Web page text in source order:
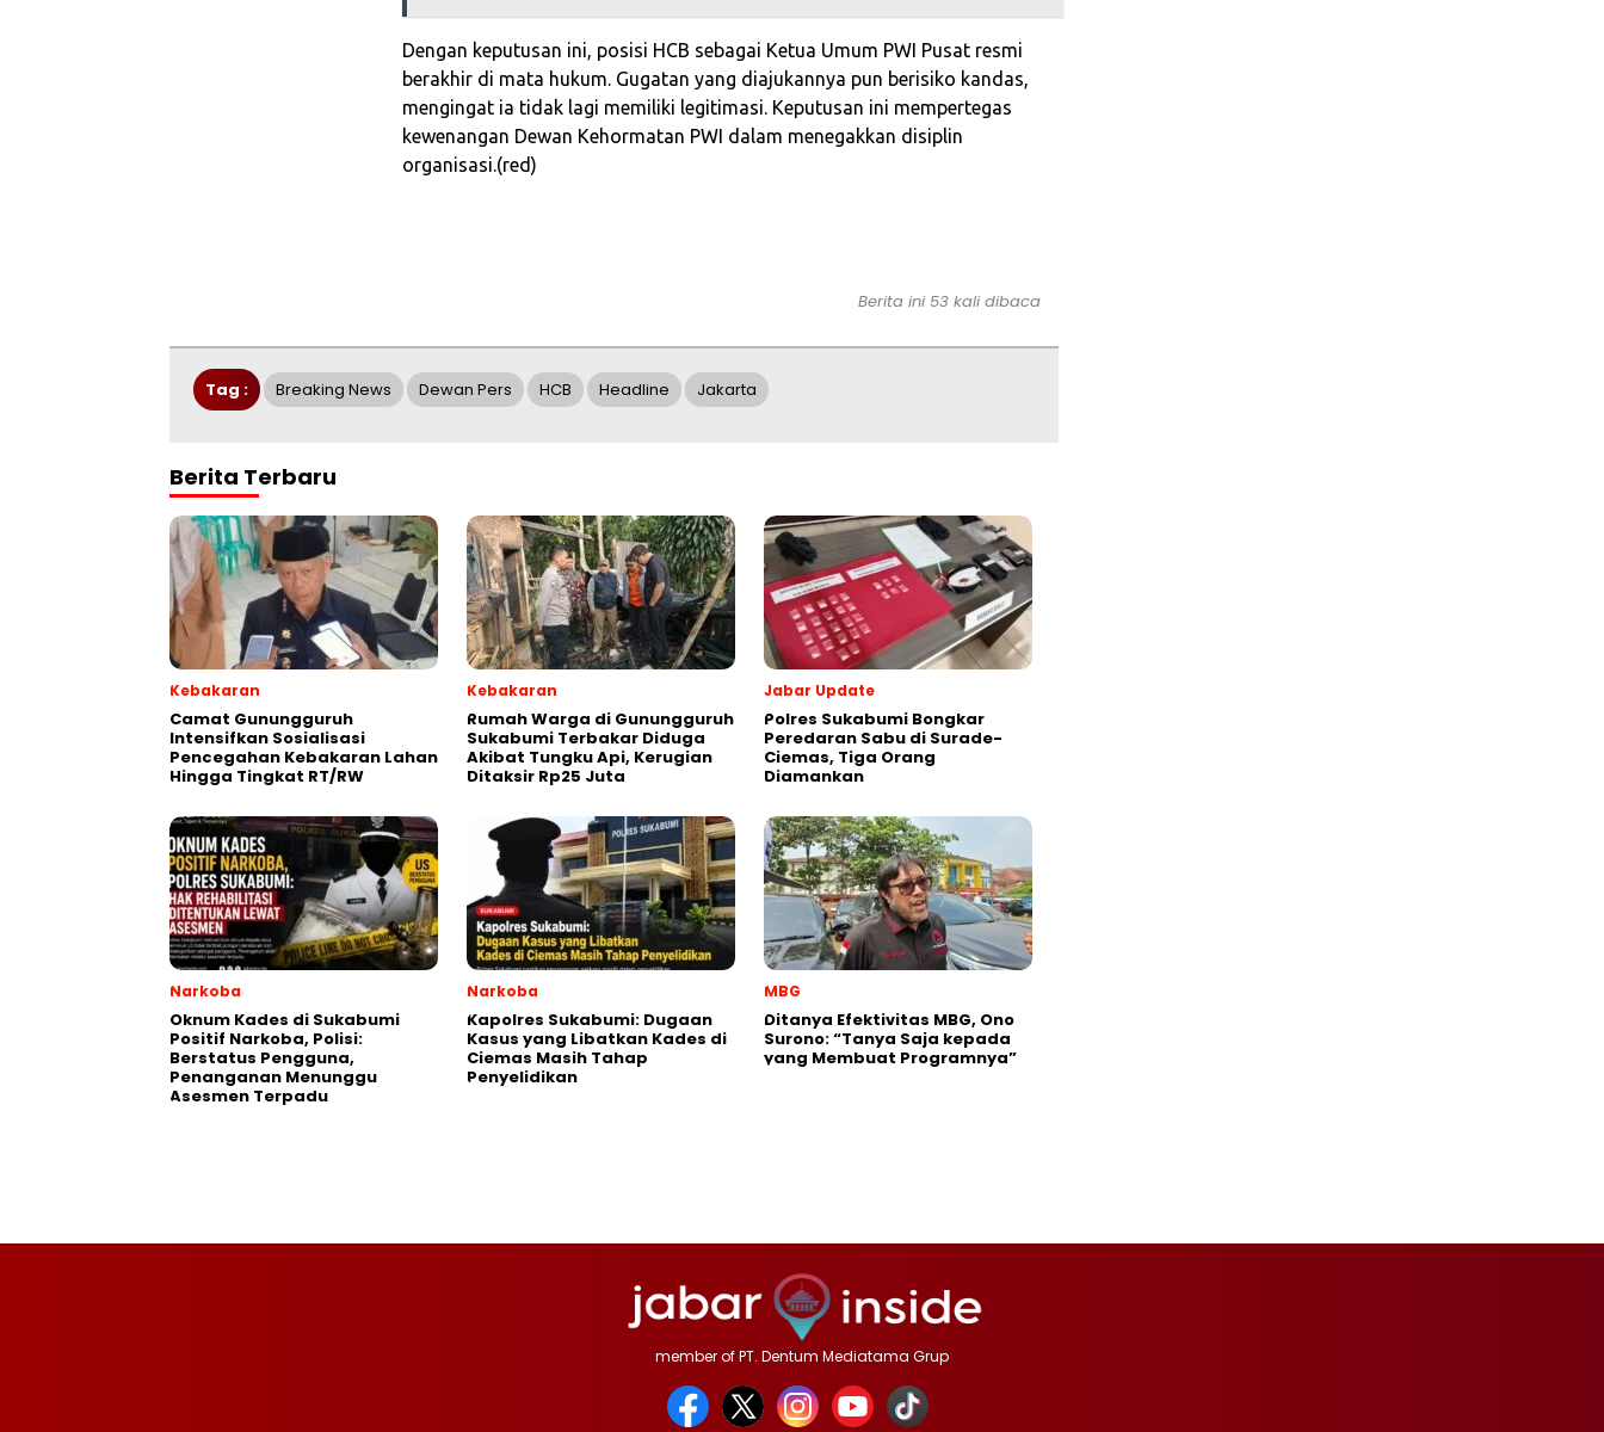
Dengan keputusan ini, posisi HCB sebagai Ketua Umum PWI Pusat resmi
berakhir di mata hukum. Gugatan yang diajukannya pun berisiko kandas,
mengingat ia tidak lagi memiliki legitimasi. Keputusan ini mempertegas
kewenangan Dewan Kehormatan PWI dalam menegakkan disiplin
organisasi.(red)
Berita ini 53 kali dibaca
Tag : Breaking News Dewan Pers HCB Headline Jakarta
Berita Terbaru
Kebakaran
‎‎Camat Gunungguruh
Intensifkan Sosialisasi
Pencegahan Kebakaran Lahan
Hingga Tingkat RT/RW‎
Kebakaran
‎Rumah Warga di Gunungguruh
Sukabumi Terbakar Diduga
Akibat Tungku Api, Kerugian
Ditaksir Rp25 Juta
Jabar Update
Polres Sukabumi Bongkar
Peredaran Sabu di Surade-
Ciemas, Tiga Orang
Diamankan
Narkoba
Oknum Kades di Sukabumi
Positif Narkoba, Polisi:
Berstatus Pengguna,
Penanganan Menunggu
Asesmen Terpadu
Narkoba
Kapolres Sukabumi: Dugaan
Kasus yang Libatkan Kades di
Ciemas Masih Tahap
Penyelidikan
MBG
‎Ditanya Efektivitas MBG, Ono
Surono: “Tanya Saja kepada
yang Membuat Programnya”‎
member of PT. Dentum Mediatama Grup